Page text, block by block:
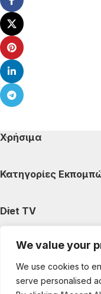
We value your
We use cookies to
serve personalised
Χρήσιμα
Κατηγορίες
Diet TV
Κατηγορίες Άρθρων
Ακολουθήστε μας